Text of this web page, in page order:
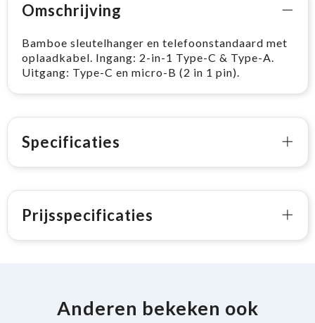
Omschrijving
Bamboe sleutelhanger en telefoonstandaard met
oplaadkabel. Ingang: 2-in-1 Type-C & Type-A.
Uitgang: Type-C en micro-B (2 in 1 pin).
Specificaties
Prijsspecificaties
Anderen bekeken ook